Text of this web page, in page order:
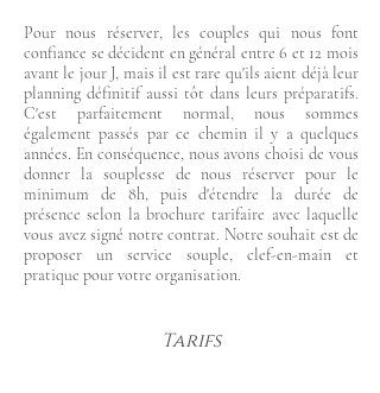
Pour nous réserver, les couples qui nous font
confiance se décident en général entre 6 et 12 mois
avant le jour J, mais il est rare qu'ils aient déjà leur
planning définitif aussi tôt dans leurs préparatifs.
C'est parfaitement normal, nous sommes
également passés par ce chemin il y a quelques
années. En conséquence, nous avons choisi de vous
donner la souplesse de nous réserver pour le
minimum de 8h, puis d'étendre la durée de
présence selon la brochure tarifaire avec laquelle
vous avez signé notre contrat. Notre souhait est de
proposer un service souple, clef-en-main et
pratique pour votre organisation.
Tarifs